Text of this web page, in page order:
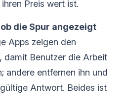
Preis wert ist.
die Spur angezeigt
Apps zeigen den
damit Benutzer die Arbeit
andere entfernen ihn und
Antwort. Beides ist